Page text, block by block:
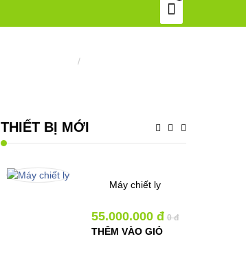
/
THIẾT BỊ MỚI
Máy chiết ly
55.000.000 đ 0 đ
THÊM VÀO GIỎ